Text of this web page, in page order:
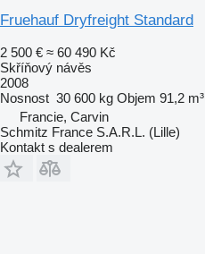
Fruehauf Dryfreight Standard
2 500 € ≈ 60 490 Kč
Skříňový návěs
2008
Nosnost 30 600 kg Objem 91,2 m³
Francie, Carvin
Schmitz France S.A.R.L. (Lille)
Kontakt s dealerem